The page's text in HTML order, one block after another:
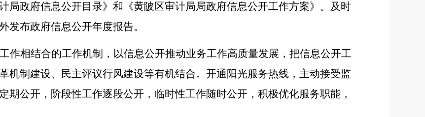
局政府信息公开目录》和《黄陂区审计局局政府信息公开工作方案》。及时
发布政府信息公开年度报告。
作相结合的工作机制，以信息公开推动业务工作高质量发展，把信息公开工
机制建设、民主评议行风建设等有机结合。开通阳光服务热线，主动接受监
期公开，阶段性工作逐段公开，临时性工作随时公开，积极优化服务职能，